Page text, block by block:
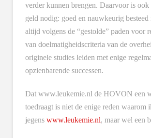
verder kunnen brengen. Daarvoor is ook
geld nodig: goed en nauwkeurig besteed
altijd volgens de “gestolde” paden voor
van doelmatigheidscriteria van de
originele studies leiden met enige
opzienbarende successen.
Dat www.leukemie.nl de HOVON een
toedraagt is niet de enige reden waarom
jegens www.leukemie.nl, maar wel een